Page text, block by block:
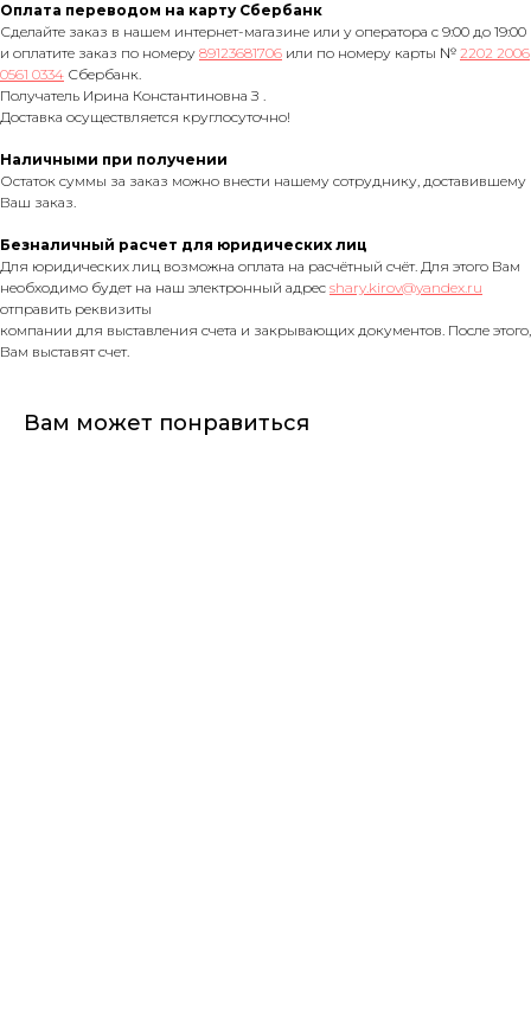
Оплата переводом на карту Сбербанк
Сделайте заказ в нашем интернет-магазине или у оператора с 9:00 до 19:00
и оплатите заказ по номеру 89123681706 или по номеру карты № 2202 2006
0561 0334 Сбербанк.
Получатель Ирина Константиновна З .
Доставка осуществляется круглосуточно!
Наличными при получении
Остаток суммы за заказ можно внести нашему сотруднику, доставившему
Ваш заказ.
Безналичный расчет для юридических лиц
Для юридических лиц возможна оплата на расчётный счёт. Для этого Вам
необходимо будет на наш электронный адрес shary.kirov@yandex.ru
отправить реквизиты
компании для выставления счета и закрывающих документов. После этого,
Вам выставят счет.
Вам может понравиться